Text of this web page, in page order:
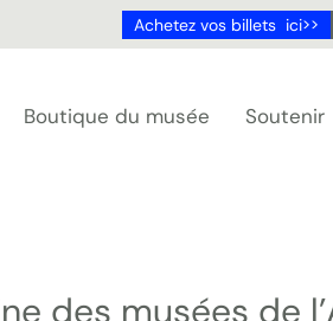
Achetez vos billets ici>>
Boutique du musée Soutenir
des musées de